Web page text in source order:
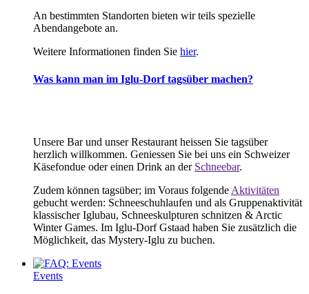
An bestimmten Standorten bieten wir teils spezielle
Abendangebote an.
Weitere Informationen finden Sie hier.
Was kann man im Iglu-Dorf tagsüber machen?
Unsere Bar und unser Restaurant heissen Sie tagsüber
herzlich willkommen. Geniessen Sie bei uns ein Schweizer
Käsefondue oder einen Drink an der Schneebar.
Zudem können tagsüber; im Voraus folgende Aktivitäten
gebucht werden: Schneeschuhlaufen und als Gruppenaktivität
klassischer Iglubau, Schneeskulpturen schnitzen & Arctic
Winter Games. Im Iglu-Dorf Gstaad haben Sie zusätzlich die
Möglichkeit, das Mystery-Iglu zu buchen.
Events